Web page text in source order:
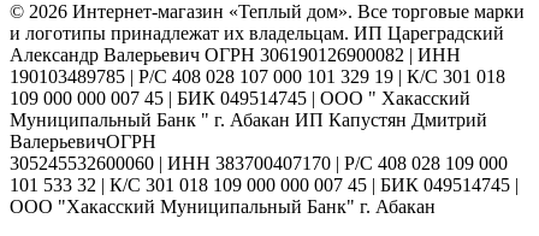
© 2026 Интернет-магазин «Теплый дом». Все торговые марки
и логотипы принадлежат их владельцам. ИП Цареградский
Александр Валерьевич ОГРН 306190126900082 | ИНН
190103489785 | Р/С 408 028 107 000 101 329 19 | К/С 301 018
109 000 000 007 45 | БИК 049514745 | ООО " Хакасский
Муниципальный Банк " г. Абакан ИП Капустян Дмитрий
ВалерьевичОГРН
305245532600060 | ИНН 383700407170 | Р/С 408 028 109 000
101 533 32 | К/С 301 018 109 000 000 007 45 | БИК 049514745 |
ООО "Хакасский Муниципальный Банк" г. Абакан